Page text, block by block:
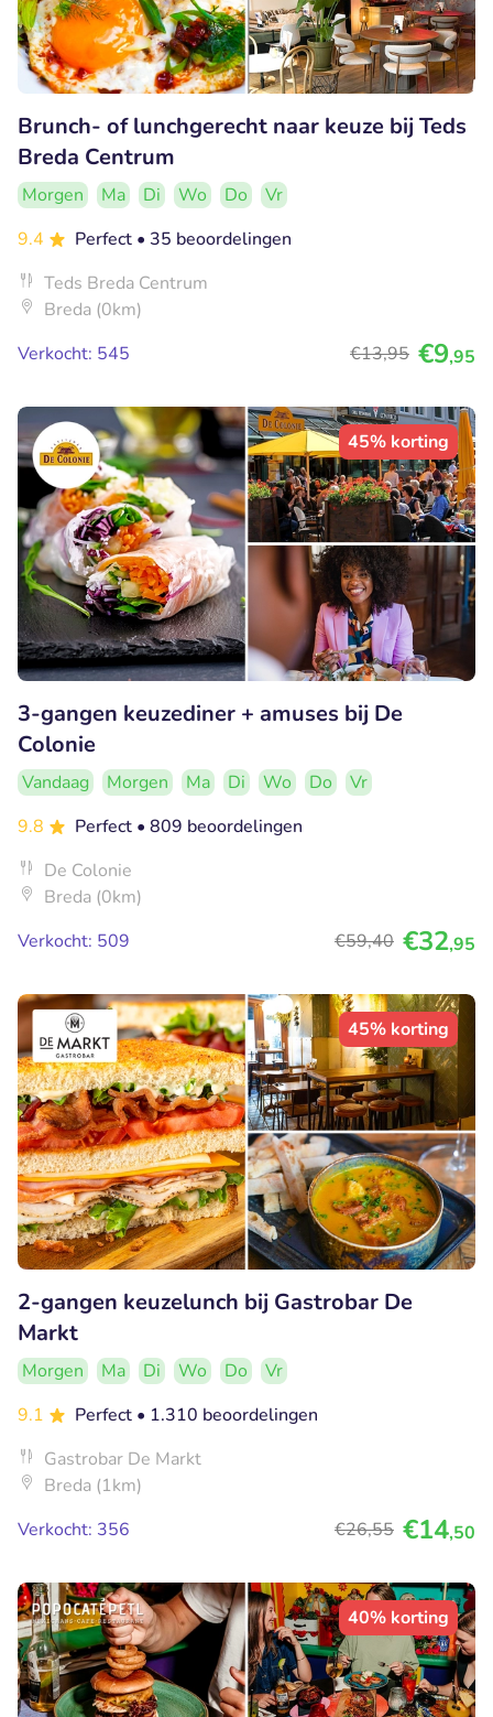
Brunch- of lunchgerecht naar keuze bij Teds
Breda Centrum
Morgen Ma Di Wo Do
Vr
9.4
Perfect • 35 beoordelingen
Teds Breda Centrum
Breda (0km)
Verkocht: 545
€13,95 €9,95
45% korting
3-gangen keuzediner + amuses bij De
Colonie
Vandaag Morgen Ma Di Wo Do
Vr
9.8
Perfect • 809 beoordelingen
De Colonie
Breda (0km)
Verkocht: 509
€59,40 €32,95
45% korting
2-gangen keuzelunch bij Gastrobar De
Markt
Morgen Ma Di Wo Do
Vr
9.1
Perfect • 1.310 beoordelingen
Gastrobar De Markt
Breda (1km)
Verkocht: 356
€26,55 €14,50
40% korting